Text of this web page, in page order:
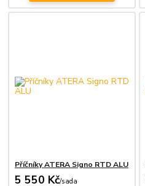
Příčníky ATERA Signo RTD ALU
5 550 Kč/sada